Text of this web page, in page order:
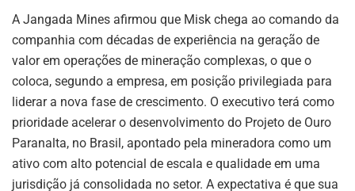
A Jangada Mines afirmou que Misk chega ao comando da
companhia com décadas de experiência na geração de
valor em operações de mineração complexas, o que o
coloca, segundo a empresa, em posição privilegiada para
liderar a nova fase de crescimento. O executivo terá como
prioridade acelerar o desenvolvimento do Projeto de Ouro
Paranalta, no Brasil, apontado pela mineradora como um
ativo com alto potencial de escala e qualidade em uma
jurisdição já consolidada no setor. A expectativa é que sua
ASSINE NOSSA
NEWSLETTER
Fique atualizado com as últimas
notíciase inovações do setor mineral